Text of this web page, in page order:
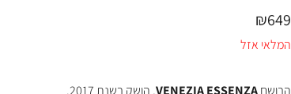
לְחַץ
Control-
F11
הָאֲתָר
₪649
המלאי אזל
הבושםVENEZIA ESSENZA, הושק בשנת 2017.